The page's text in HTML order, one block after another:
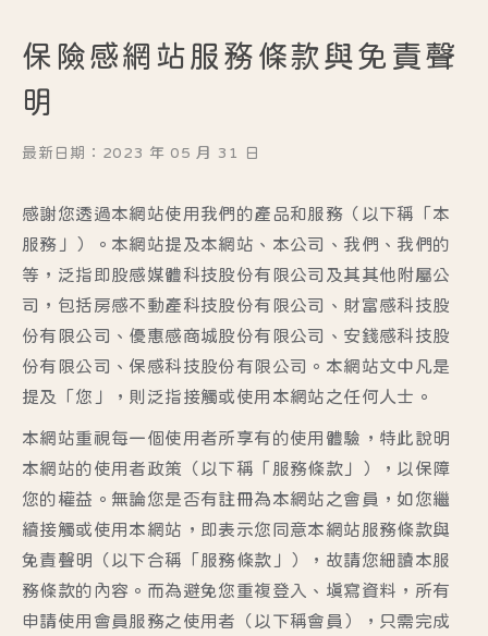
保險感網站服務條款與免責聲
明
最新日期：2023 年 05 月 31 日
感謝您透過本網站使用我們的產品和服務（以下稱「本
服務」）。本網站提及本網站、本公司、我們、我們的
等，泛指即股感媒體科技股份有限公司及其其他附屬公
司，包括房感不動產科技股份有限公司、財富感科技股
份有限公司、優惠感商城股份有限公司、安錢感科技股
份有限公司、保感科技股份有限公司。本網站文中凡是
提及「您」，則泛指接觸或使用本網站之任何人士。
本網站重視每一個使用者所享有的使用體驗，特此說明
本網站的使用者政策（以下稱「服務條款」），以保障
您的權益。無論您是否有註冊為本網站之會員，如您繼
續接觸或使用本網站，即表示您同意本網站服務條款與
免責聲明（以下合稱「服務條款」），故請您細讀本服
務條款的內容。而為避免您重複登入、填寫資料，所有
申請使用會員服務之使用者（以下稱會員），只需完成